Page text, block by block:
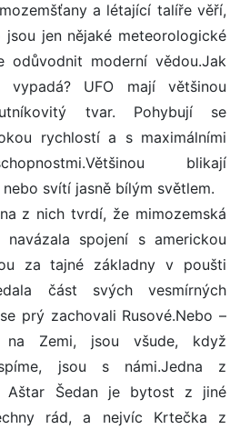
a létající talíře věří,
jen nějaké meteorologické
odůvodnit moderní vědou.Jak
vypadá? UFO mají většinou
tvar. Pohybují se
rychlostí a s maximálními
blikají
svítí jasně bílým světlem.
z nich tvrdí, že mimozemská
spojení s americkou
za tajné základny v poušti
část svých vesmírných
prý zachovali Rusové.Nebo –
na Zemi, jsou všude, když
jsou s námi.Jedna z
Aštar Šedan je bytost z jiné
rád, a nejvíc Krtečka z